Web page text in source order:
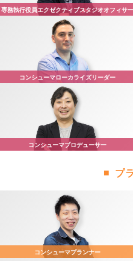
専務執行役員エクゼクティブスタジオオフィサー
コンシューマローカライズリーダー
コンシューマプロデューサー
プ
コンシューマプランナー